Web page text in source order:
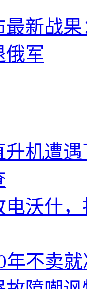
新战
俄军
升机遭
电沃什
年不卖